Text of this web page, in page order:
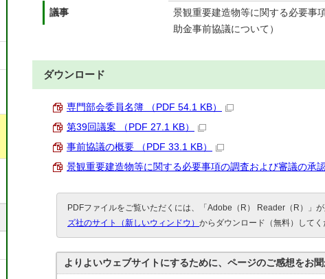
議事
景観重要建造物等に関する必要事
助金事前協議について）
ダウンロード
専門部会委員名簿 （PDF 54.1 KB）
第39回議案 （PDF 27.1 KB）
事前協議の概要 （PDF 33.1 KB）
景観重要建造物等に関する必要事項の調査および審議の承
PDFファイルをご覧いただくには、「Adobe（R） Reader（R）」
ズ社のサイト（新しいウィンドウ） からダウンロード（無料）してく
よりよいウェブサイトにするために、ページのご感想をお聞